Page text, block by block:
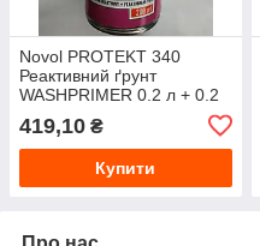
Novol PROTEKT 340
Реактивний ґрунт
WASHPRIMER 0.2 л + 0.2
419,10 ₴
Купити